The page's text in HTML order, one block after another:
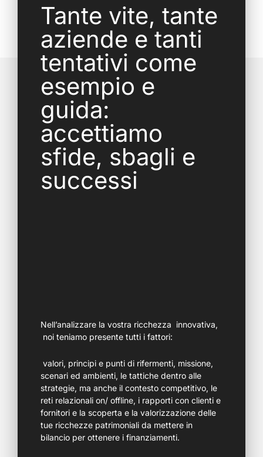
Tante vite, tante
aziende e tanti
tentativi come
esempio e
guida:
accettiamo
sfide, sbagli e
successi
Nell’analizzare la vostra ricchezza innovativa,
noi teniamo presente tutti i fattori:
valori, principi e punti di rifermenti, missione,
scenari ed ambienti, le tattiche dentro alle
strategie, ma anche il contesto competitivo, le
reti relazionali on/ offline, i rapporti con clienti e
fornitori e la scoperta e la valorizzazione delle
tue ricchezze patrimoniali da mettere in
bilancio per ottenere i finanziamenti.